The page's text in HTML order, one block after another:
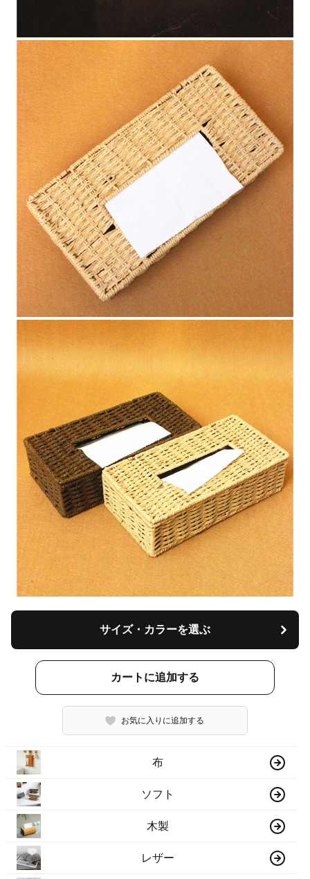
サイズ・カラーを選ぶ
カートに追加する
お気に入りに追加する
布
ソフト
木製
レザー